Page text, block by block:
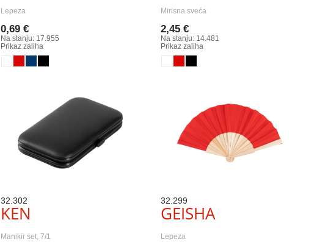
Lepeza
0,69 €
Na stanju: 17.955
Prikaz zaliha
Mirisna sveća
2,45 €
Na stanju: 14.481
Prikaz zaliha
32.302
KEN
Manikir set, 7/1
32.299
GEISHA
Lepeza